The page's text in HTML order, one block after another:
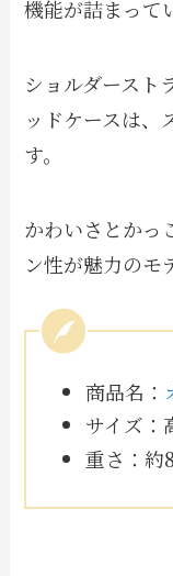
機能が詰まって
ショルダースト
ッドケースは、
す。
かわいさとかっ
ン性が魅力のモ
商品名：
サイズ
重さ：約